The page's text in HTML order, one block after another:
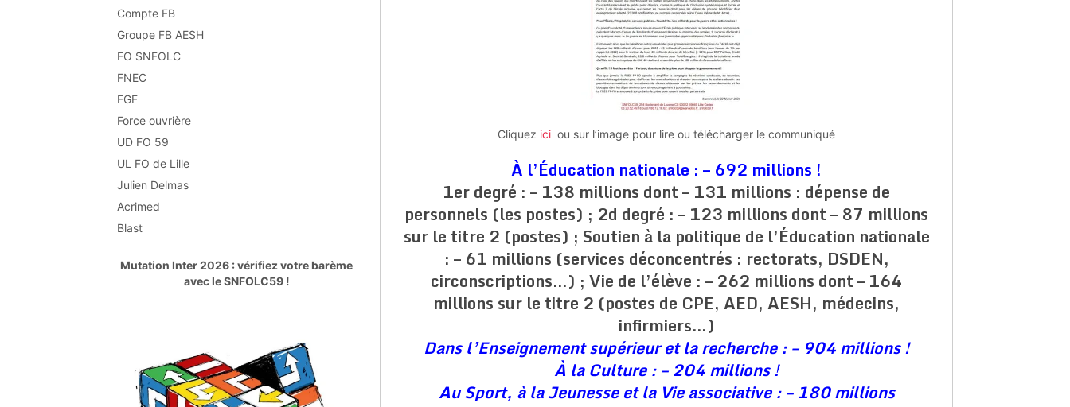
Cliquez ici ou sur l’image pour lire ou télécharger le communiqué
À l’Éducation nationale : – 692 millions !
1er degré : – 138 millions dont – 131 millions : dépense de
personnels (les postes) ; 2d degré : – 123 millions dont – 87 millions
sur le titre 2 (postes) ; Soutien à la politique de l’Éducation nationale
: – 61 millions (services déconcentrés : rectorats, DSDEN,
circonscriptions…) ; Vie de l’élève : – 262 millions dont – 164
millions sur le titre 2 (postes de CPE, AED, AESH, médecins,
infirmiers…)
Dans l’Enseignement supérieur et la recherche : – 904 millions !
À la Culture : – 204 millions !
Au Sport, à la Jeunesse et la Vie associative : – 180 millions
Compte FB
Groupe FB AESH
FO SNFOLC
FNEC
FGF
Force ouvrière
UD FO 59
UL FO de Lille
Julien Delmas
Acrimed
Blast
Mutation Inter 2026 : vérifiez votre barème
avec le SNFOLC59 !